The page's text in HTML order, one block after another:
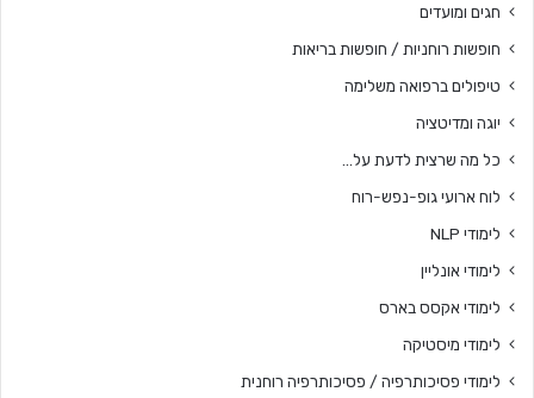
חגים ומועדים
חופשות רוחניות / חופשות בריאות
טיפולים ברפואה משלימה
יוגה ומדיטציה
כל מה שרצית לדעת על…
לוח ארועי גופ-נפש-רוח
לימודי NLP
לימודי אונליין
לימודי אקסס בארס
לימודי מיסטיקה
לימודי פסיכותרפיה / פסיכותרפיה רוחנית